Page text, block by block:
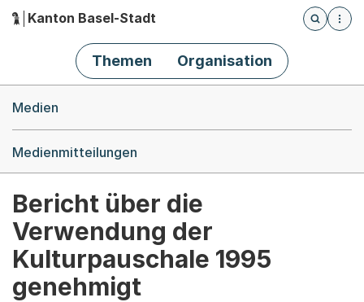
Hauptnavigation
Kanton Basel-Stadt
Öffnet
Themen Organisation
Medien
Medienmitteilungen
Bericht über die
Verwendung der
Kulturpauschale 1995
genehmigt